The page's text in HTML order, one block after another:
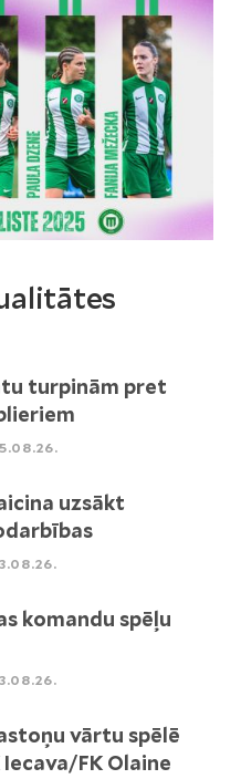
turpinām pret
uzsākt
komandu spēļu
vārtu spēlē
Iecava/FK Olaine